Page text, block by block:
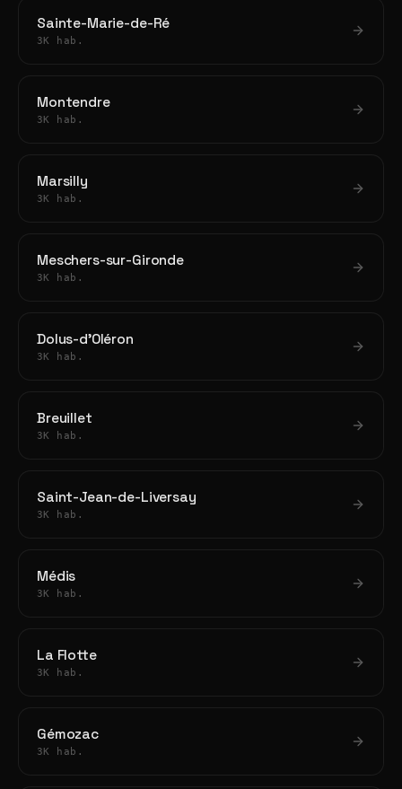
Sainte-Marie-de-Ré
3K hab.
Montendre
3K hab.
Marsilly
3K hab.
Meschers-sur-Gironde
3K hab.
Dolus-d'Oléron
3K hab.
Breuillet
3K hab.
Saint-Jean-de-Liversay
3K hab.
Médis
3K hab.
La Flotte
3K hab.
Gémozac
3K hab.